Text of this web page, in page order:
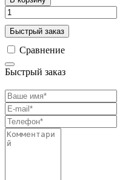
Быстрый заказ
Сравнение
Быстрый заказ